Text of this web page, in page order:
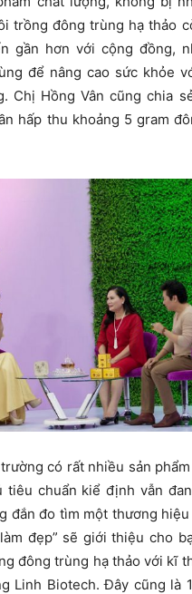
trồng đông trùng hạ thảo
gần hơn với cộng đồng,
để nâng cao sức khỏe
Chị Hồng Vân cũng chia
hấp thu khoảng 5 gram
có rất nhiều sản
tiêu chuẩn kiể định vẫn
đắn đo tìm một thương
đẹp” sẽ giới thiệu cho
đông trùng hạ thảo với kĩ
Linh Biotech. Đây cũng là